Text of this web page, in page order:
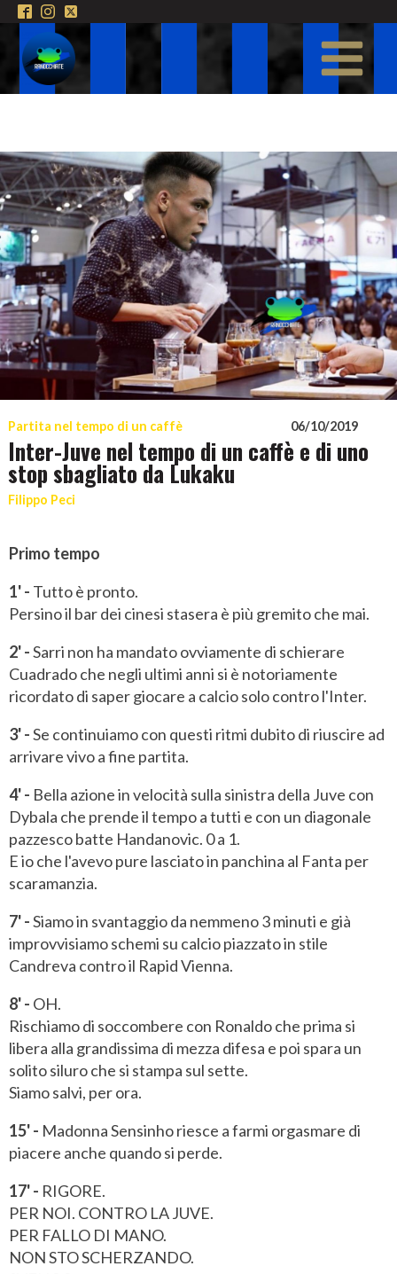
Partita nel tempo di un caffè 06/10/2019
Inter-Juve nel tempo di un caffè e di uno
stop sbagliato da Lukaku
Filippo Peci
Primo tempo
1' - Tutto è pronto.
Persino il bar dei cinesi stasera è più gremito che mai.
2' -Sarri non ha mandato ovviamente di schierare
Cuadrado che negli ultimi anni si è notoriamente
ricordato di saper giocare a calcio solo contro l'Inter.
3' -Se continuiamo con questi ritmi dubito di riuscire ad
arrivare vivo a fine partita.
4' - Bella azione in velocità sulla sinistra della Juve con
Dybala che prende il tempo a tutti e con un diagonale
pazzesco batte Handanovic. 0 a 1.
E io che l'avevo pure lasciato in panchina al Fanta per
scaramanzia.
7' -Siamo in svantaggio da nemmeno 3 minuti e già
improvvisiamo schemi su calcio piazzato in stile
Candreva contro il Rapid Vienna.
8' - OH.
Rischiamo di soccombere con Ronaldo che prima si
libera alla grandissima di mezza difesa e poi spara un
solito siluro che si stampa sul sette.
Siamo salvi, per ora.
15' - Madonna Sensinho riesce a farmi orgasmare di
piacere anche quando si perde.
17' - RIGORE.
PER NOI. CONTRO LA JUVE.
PER FALLO DI MANO.
NON STO SCHERZANDO.